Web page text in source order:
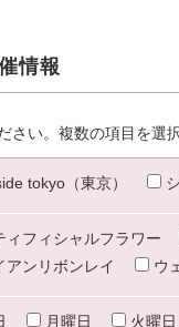
情報
い。複数の項目を選
tokyo（東京）
ィフィシャルフラワー
アンリボンレイ
ウ
月曜日 火曜日